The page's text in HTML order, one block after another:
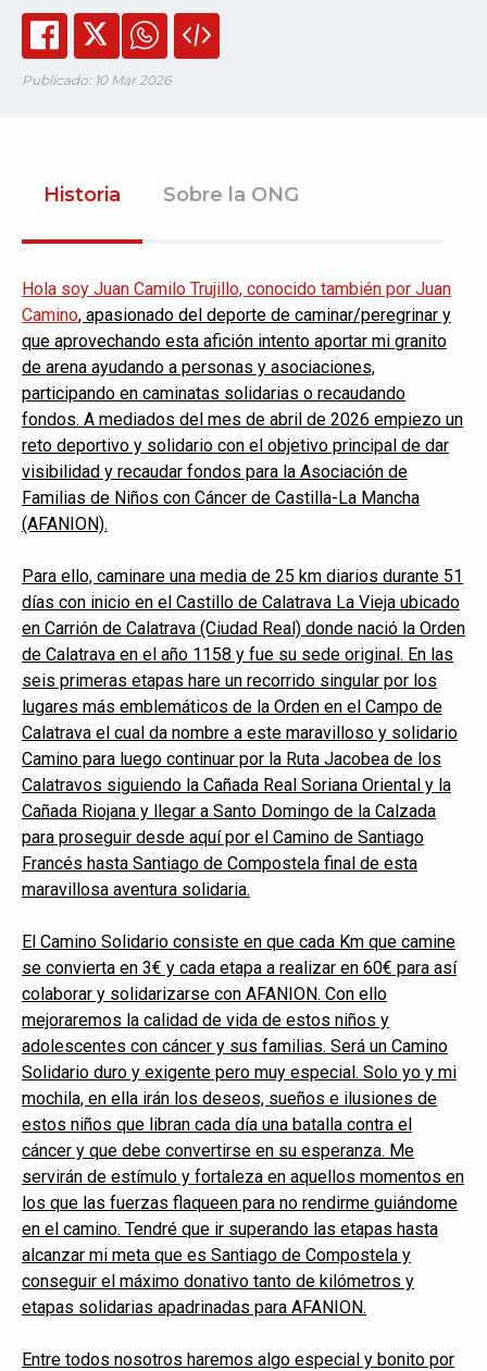
Publicado: 10 Mar 2026
Historia Sobre la ONG
Hola soy Juan Camilo Trujillo, conocido también por Juan
Camino, apasionado del deporte de caminar/peregrinar y
que aprovechando esta afición intento aportar mi granito
de arena ayudando a personas y asociaciones,
participando en caminatas solidarias o recaudando
fondos. A mediados del mes de abril de 2026 empiezo un
reto deportivo y solidario con el objetivo principal de dar
visibilidad y recaudar fondos para la Asociación de
Familias de Niños con Cáncer de Castilla-La Mancha
(AFANION).
Para ello, caminare una media de 25 km diarios durante 51
días con inicio en el Castillo de Calatrava La Vieja ubicado
en Carrión de Calatrava (Ciudad Real) donde nació la Orden
de Calatrava en el año 1158 y fue su sede original. En las
seis primeras etapas hare un recorrido singular por los
lugares más emblemáticos de la Orden en el Campo de
Calatrava el cual da nombre a este maravilloso y solidario
Camino para luego continuar por la Ruta Jacobea de los
Calatravos siguiendo la Cañada Real Soriana Oriental y la
Cañada Riojana y llegar a Santo Domingo de la Calzada
para proseguir desde aquí por el Camino de Santiago
Francés hasta Santiago de Compostela final de esta
maravillosa aventura solidaria.
El Camino Solidario consiste en que cada Km que camine
se convierta en 3€ y cada etapa a realizar en 60€ para así
colaborar y solidarizarse con AFANION. Con ello
mejoraremos la calidad de vida de estos niños y
adolescentes con cáncer y sus familias. Será un Camino
Solidario duro y exigente pero muy especial. Solo yo y mi
mochila, en ella irán los deseos, sueños e ilusiones de
estos niños que libran cada día una batalla contra el
cáncer y que debe convertirse en su esperanza. Me
servirán de estímulo y fortaleza en aquellos momentos en
los que las fuerzas flaqueen para no rendirme guiándome
en el camino. Tendré que ir superando las etapas hasta
alcanzar mi meta que es Santiago de Compostela y
conseguir el máximo donativo tanto de kilómetros y
etapas solidarias apadrinadas para AFANION.
Entre todos nosotros haremos algo especial y bonito por